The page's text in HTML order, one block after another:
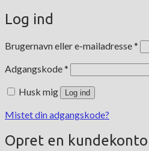
Log ind
Brugernavn eller e-mailadresse*
Adgangskode*
Husk mig Log ind
Mistet din adgangskode?
Opret en kundekonto